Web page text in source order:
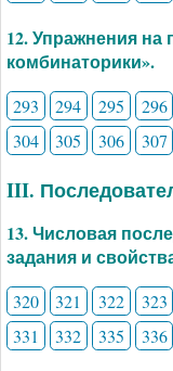
12. Упражнения
комбинаторики».
293 294 295 296
304
305 306 307
III.
13. Числовая
задания и
320 321 322 323
331
332 335 336